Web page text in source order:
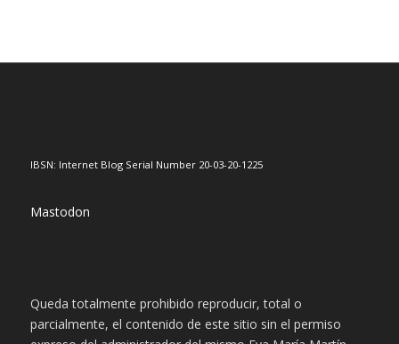
IBSN: Internet Blog Serial Number 20-03-20-1225
Mastodon
Queda totalmente prohibido reproducir, total o
parcialmente, el contenido de este sitio sin el permiso